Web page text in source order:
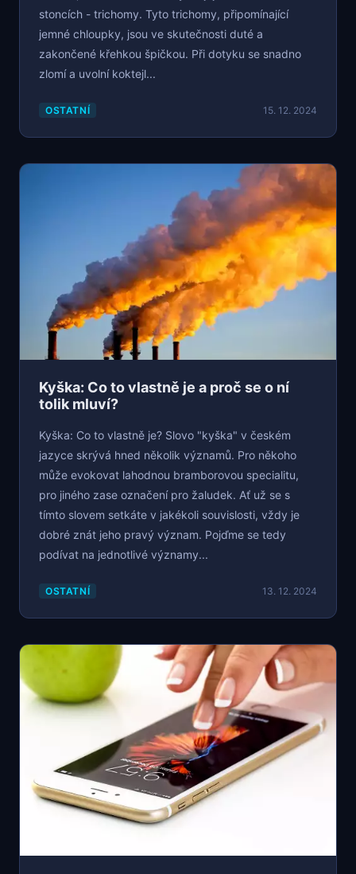
stoncích - trichomy. Tyto trichomy, připomínající
jemné chloupky, jsou ve skutečnosti duté a
zakončené křehkou špičkou. Při dotyku se snadno
zlomí a uvolní koktejl...
OSTATNÍ 15. 12. 2024
Kyška: Co to vlastně je a proč se o ní
tolik mluví?
Kyška: Co to vlastně je? Slovo "kyška" v českém
jazyce skrývá hned několik významů. Pro někoho
může evokovat lahodnou bramborovou specialitu,
pro jiného zase označení pro žaludek. Ať už se s
tímto slovem setkáte v jakékoli souvislosti, vždy je
dobré znát jeho pravý význam. Pojďme se tedy
podívat na jednotlivé významy...
OSTATNÍ 13. 12. 2024